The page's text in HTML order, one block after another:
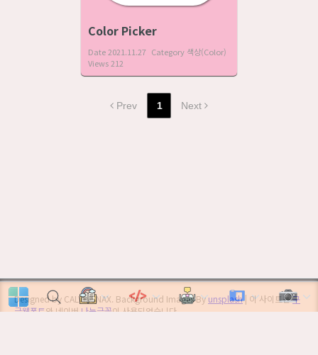
Color Picker
Date2021.11.27 Category 색상(Color)
Views212
Prev 1 Next
Designed by CALVINSNAX. Background Images Byunsplash| 이 사이트는구
글웹폰트와 네이버나눔글꼴이 사용되었습니다.